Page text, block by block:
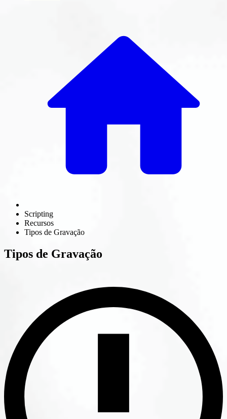
Scripting
Recursos
Tipos de Gravação
Tipos de Gravação